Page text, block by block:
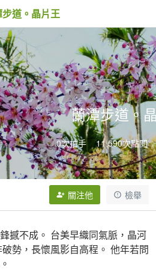
步道。晶片王
蘭潭步道。
0次拍手 11,590次點閱
關注他 檢舉
撼不成。 台美早織同氣脈，晶河
勢，長懷風影自高程。 他年若問